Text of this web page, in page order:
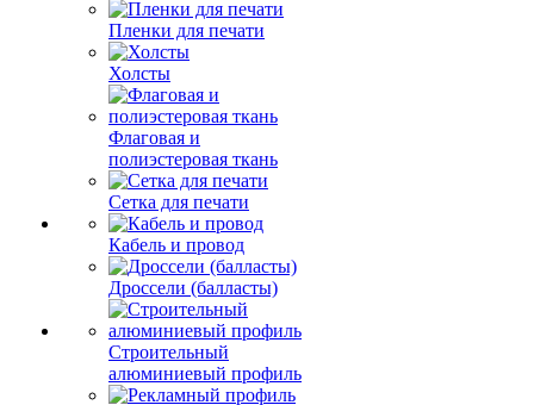
Пленки для печати
Холсты
Флаговая и
полиэстеровая ткань
Сетка для печати
Кабель и провод
Дроссели (балласты)
Строительный
алюминиевый профиль